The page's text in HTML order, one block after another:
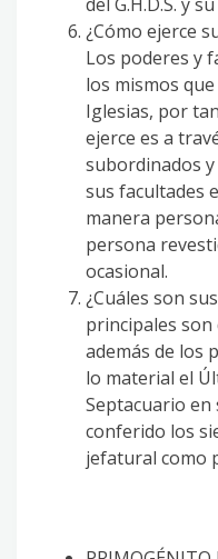
¿Cómo ejerce
Los poderes y
los mismos
Iglesias, por
ejerce es a
subordinados
sus facultades
manera
persona
ocasional.
¿Cuáles son
principales son
además de los
lo material el
Septacuario
conferido los
jefatural como